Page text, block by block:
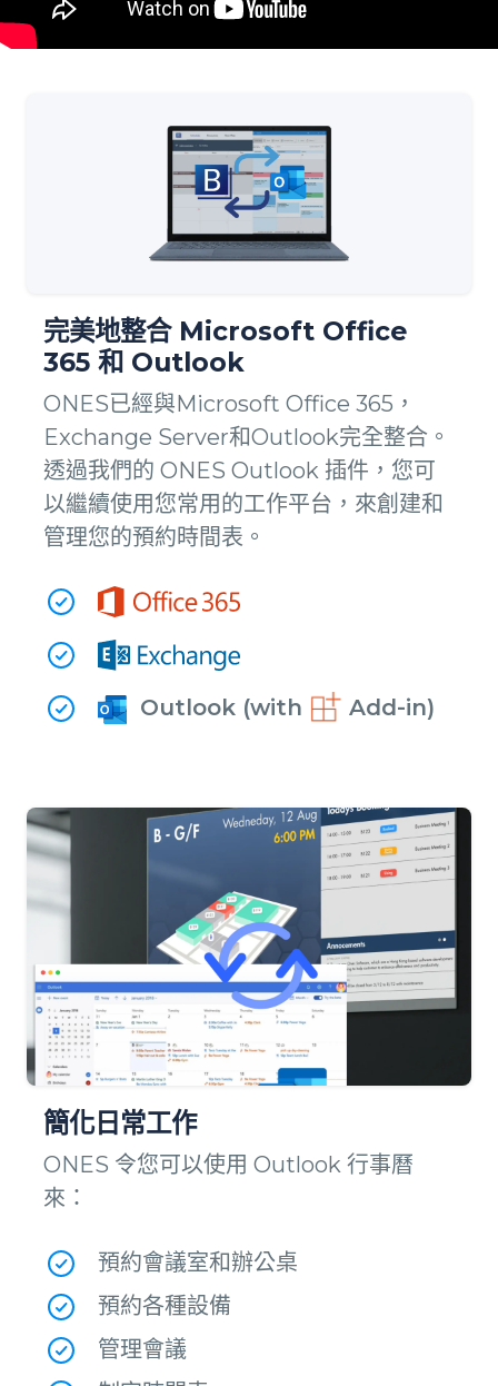
完美地整合 Microsoft Office
365 和 Outlook
ONES已經與Microsoft Office 365，
Exchange Server和Outlook完全整合。
透過我們的 ONES Outlook 插件，您可
以繼續使用您常用的工作平台，來創建和
管理您的預約時間表。
Outlook (with Add-in)
簡化日常工作
ONES 令您可以使用 Outlook 行事曆
來：
預約會議室和辦公桌
預約各種設備
管理會議